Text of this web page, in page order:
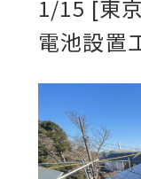
1/15 [東
電池設置